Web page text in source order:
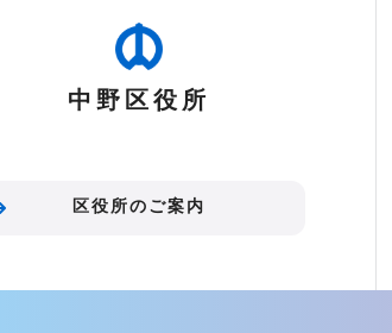
中野区役所
区役所のご案内